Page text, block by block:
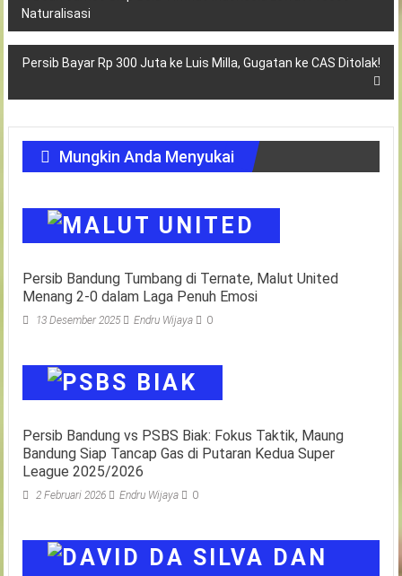
pos
Naturalisasi
Persib Bayar Rp 300 Juta ke Luis Milla, Gugatan ke CAS Ditolak!
Mungkin Anda Menyukai
Persib Bandung Tumbang di Ternate, Malut United
Menang 2-0 dalam Laga Penuh Emosi
13 Desember 2025 Endru Wijaya 0
Persib Bandung vs PSBS Biak: Fokus Taktik, Maung
Bandung Siap Tancap Gas di Putaran Kedua Super
League 2025/2026
2 Februari 2026 Endru Wijaya 0